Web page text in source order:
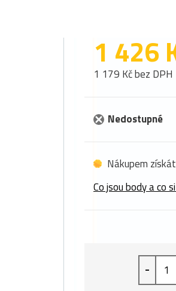
1 426
1 179 Kč bez DPH
Nedostupné
Nákupem
Co jsou body a co
-